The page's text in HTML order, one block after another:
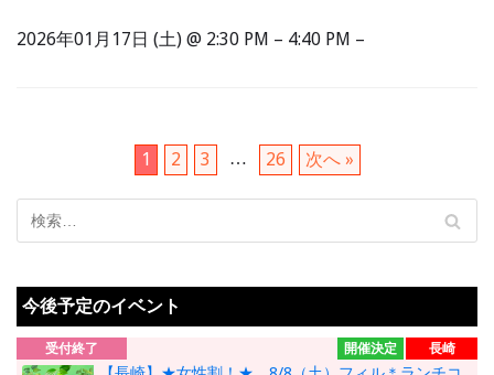
2026年01月17日 (土) @ 2:30 PM – 4:40 PM –
1 2 3 … 26 次へ »
今後予定のイベント
受付終了 開催決定 長崎